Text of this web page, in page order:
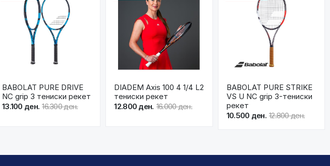
BABOLAT PURE DRIVE
NC grip 3 тениски рекет
13.100 ден. 16.300 ден.
DIADEM Axis 100 4 1/4 L2
тениски рекет
12.800 ден. 16.000 ден.
BABOLAT PURE STRIKE
VS U NC grip 3-тениски
рекет
10.500 ден. 12.800 ден.